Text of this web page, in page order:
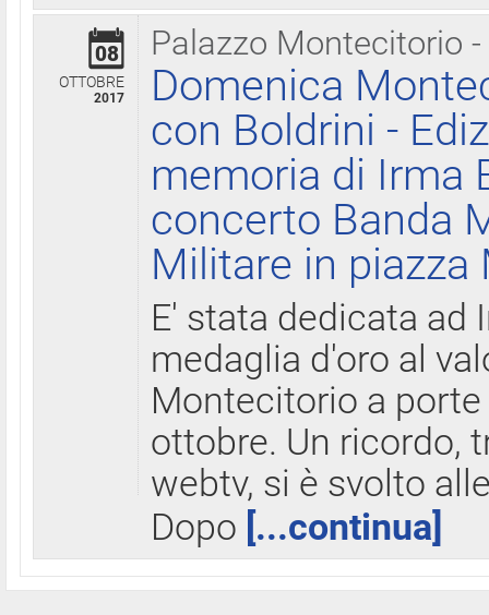
Palazzo Montecitorio
08
OTTOBRE
2017
Domenica
con Boldrini -
memoria di Irma
concerto Banda
Militare in
E' stata dedicata ad
medaglia d'oro al
Montecitorio a
ottobre. Un ricordo,
webtv, si è svolto
Dopo [...continua]